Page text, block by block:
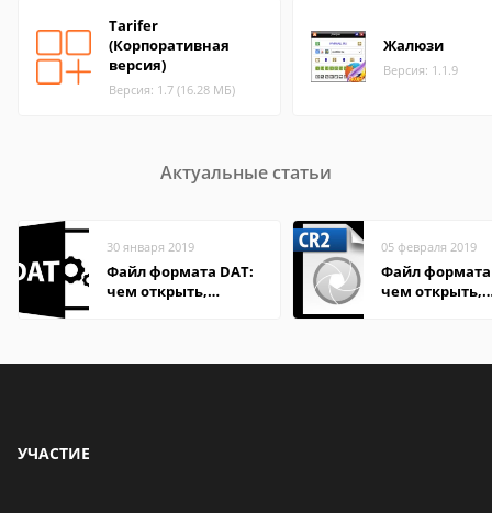
Tarifer
(Корпоративная
версия)
Версия: 1.7 (16.28 МБ)
Жалюзи
Версия: 1.1.9
Актуальные статьи
30 января 2019
Файл формата DAT:
чем открыть,
05 февраля 2019
Файл формата
чем открыть,
УЧАСТИЕ